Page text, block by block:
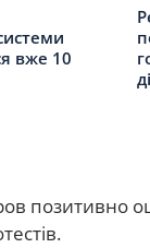
вже 10
позитивно